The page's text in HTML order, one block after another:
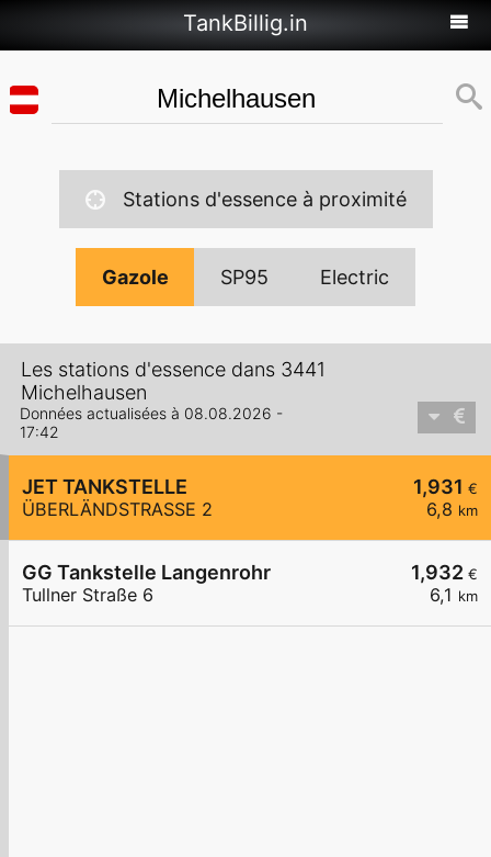
TankBillig.in
Stations d'essence à proximité
Gazole SP95 Electric
Les stations d'essence dans 3441
Michelhausen
Données actualisées à 08.08.2026 -
17:42
1,931 €
6,8 km
JET TANKSTELLE
ÜBERLÄNDSTRASSE 2
1,932 €
6,1 km
GG Tankstelle Langenrohr
Tullner Straße 6